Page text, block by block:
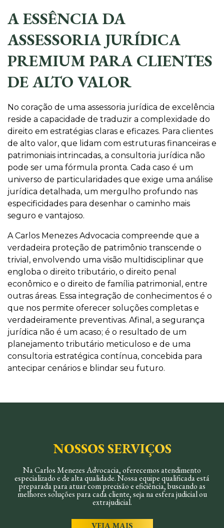
A ESSÊNCIA DA
ASSESSORIA JURÍDICA
PREMIUM PARA CLIENTES
DE ALTO VALOR
No coração de uma assessoria jurídica de excelência
reside a capacidade de traduzir a complexidade do
direito em estratégias claras e eficazes. Para clientes
de alto valor, que lidam com estruturas financeiras e
patrimoniais intrincadas, a consultoria jurídica não
pode ser uma fórmula pronta. Cada caso é um
universo de particularidades que exige uma análise
jurídica detalhada, um mergulho profundo nas
especificidades para desenhar o caminho mais
seguro e vantajoso.
A Carlos Menezes Advocacia compreende que a
verdadeira proteção de patrimônio transcende o
trivial, envolvendo uma visão multidisciplinar que
engloba o direito tributário, o direito penal
econômico e o direito de família patrimonial, entre
outras áreas. Essa integração de conhecimentos é o
que nos permite oferecer soluções completas e
verdadeiramente preventivas. Afinal, a segurança
jurídica não é um acaso; é o resultado de um
planejamento tributário meticuloso e de uma
consultoria estratégica contínua, concebida para
antecipar cenários e blindar seu futuro.
NOSSOS SERVIÇOS
Na Carlos Menezes Advocacia, oferecemos atendimento
especializado e de alta qualidade. Nossa equipe qualificada está
preparada para atuar com precisão e eficiência, buscando as
melhores soluções para cada cliente, seja na esfera judicial ou
extrajudicial.
VEJA MAIS